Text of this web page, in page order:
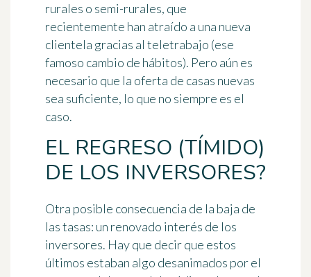
rurales o semi-rurales, que
recientemente han atraído a una nueva
clientela gracias al teletrabajo (ese
famoso cambio de hábitos). Pero aún es
necesario que la oferta de casas nuevas
sea suficiente, lo que no siempre es el
caso.
EL REGRESO (TÍMIDO)
DE LOS INVERSORES?
Otra posible consecuencia de la baja de
las tasas: un renovado interés de los
inversores. Hay que decir que estos
últimos estaban algo desanimados por el